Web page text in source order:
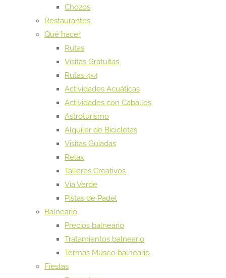
Chozos
Restaurantes
Qué hacer
Rutas
Visitas Gratuitas
Rutas 4×4
Actividades Acuáticas
Actividades con Caballos
Astroturismo
Alquiler de Bicicletas
Visitas Guiadas
Relax
Talleres Creativos
Vía Verde
Pistas de Padel
Balneario
Precios balneario
Tratamientos balneario
Termas Museo balneario
Fiestas